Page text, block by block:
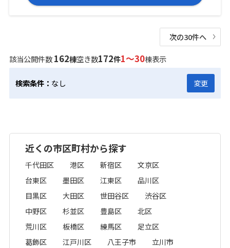
次の30件へ
該当公開件数162棟空き数172件1～30棟表示
検索条件： なし 変更
近くの市区町村から探す
千代田区 港区 新宿区
文京区
台東区
墨田区 江東区
品川区
目黒区
大田区 世田谷区
渋谷区
中野区
杉並区 豊島区
北区
荒川区
板橋区 練馬区
足立区
葛飾区
江戸川区 八王子市
立川市